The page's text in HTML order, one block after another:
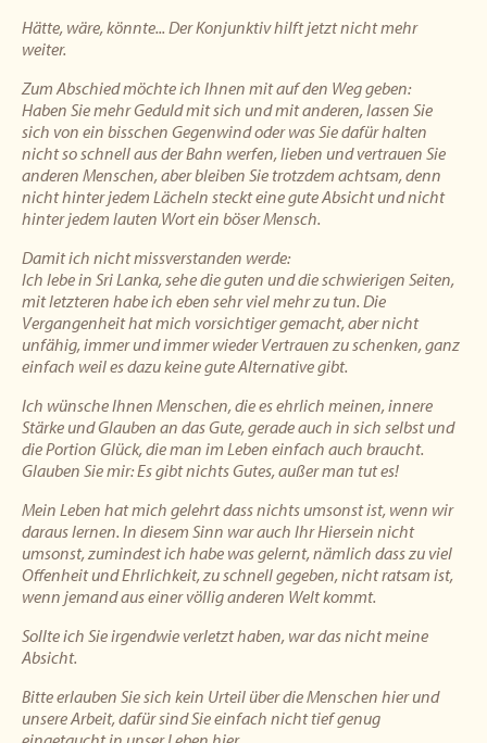
Hätte, wäre, könnte... Der Konjunktiv hilft jetzt nicht mehr
weiter.
Zum Abschied möchte ich Ihnen mit auf den Weg geben:
Haben Sie mehr Geduld mit sich und mit anderen, lassen Sie
sich von ein bisschen Gegenwind oder was Sie dafür halten
nicht so schnell aus der Bahn werfen, lieben und vertrauen Sie
anderen Menschen, aber bleiben Sie trotzdem achtsam, denn
nicht hinter jedem Lächeln steckt eine gute Absicht und nicht
hinter jedem lauten Wort ein böser Mensch.
Damit ich nicht missverstanden werde:
Ich lebe in Sri Lanka, sehe die guten und die schwierigen Seiten,
mit letzteren habe ich eben sehr viel mehr zu tun. Die
Vergangenheit hat mich vorsichtiger gemacht, aber nicht
unfähig, immer und immer wieder Vertrauen zu schenken, ganz
einfach weil es dazu keine gute Alternative gibt.
Ich wünsche Ihnen Menschen, die es ehrlich meinen, innere
Stärke und Glauben an das Gute, gerade auch in sich selbst und
die Portion Glück, die man im Leben einfach auch braucht.
Glauben Sie mir: Es gibt nichts Gutes, außer man tut es!
Mein Leben hat mich gelehrt dass nichts umsonst ist, wenn wir
daraus lernen. In diesem Sinn war auch Ihr Hiersein nicht
umsonst, zumindest ich habe was gelernt, nämlich dass zu viel
Offenheit und Ehrlichkeit, zu schnell gegeben, nicht ratsam ist,
wenn jemand aus einer völlig anderen Welt kommt.
Sollte ich Sie irgendwie verletzt haben, war das nicht meine
Absicht.
Bitte erlauben Sie sich kein Urteil über die Menschen hier und
unsere Arbeit, dafür sind Sie einfach nicht tief genug